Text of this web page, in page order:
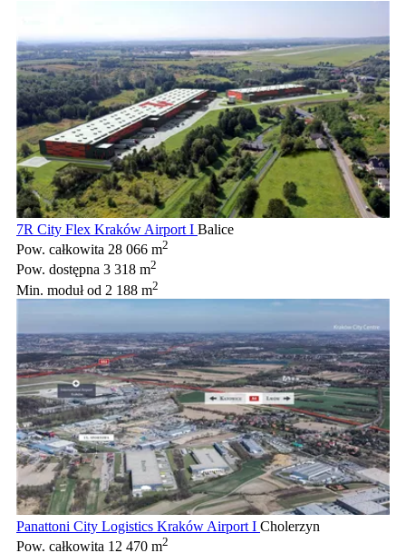
7R City Flex Kraków Airport I Balice
Pow. całkowita 28 066 m2
Pow. dostępna 3 318 m2
Min. modułod 2 188 m2
Panattoni City Logistics Kraków Airport I Cholerzyn
Pow. całkowita 12 470 m2